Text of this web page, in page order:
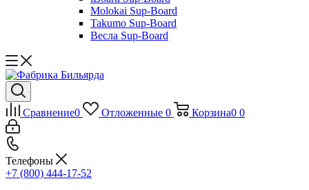
Molokai Sup-Board
Takumo Sup-Board
Весла Sup-Board
Сравнение0 Отложенные 0 Корзина0 0
Телефоны
+7 (800) 444-17-52